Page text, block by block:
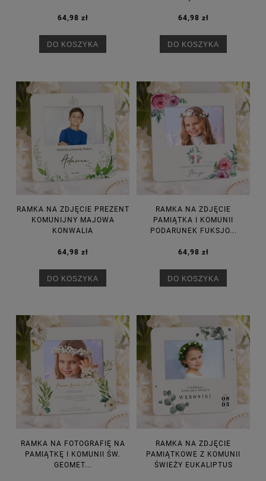
64,98 zł
DO KOSZYKA
64,98 zł
DO KOSZYKA
RAMKA NA ZDJĘCIE PREZENT
KOMUNIJNY MAJOWA
KONWALIA
64,98 zł
DO KOSZYKA
RAMKA NA ZDJĘCIE
PAMIĄTKA I KOMUNII
PODARUNEK FUKSJO...
64,98 zł
DO KOSZYKA
RAMKA NA FOTOGRAFIĘ NA
PAMIĄTKĘ I KOMUNII ŚW.
GEOMET...
RAMKA NA ZDJĘCIE
PAMIĄTKOWE Z KOMUNII
ŚWIEŻY EUKALIPTUS